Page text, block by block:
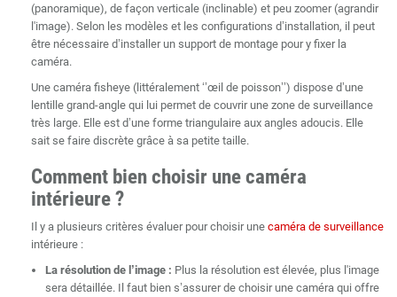
(panoramique), de façon verticale (inclinable) et peu zoomer (agrandir
l'image). Selon les modèles et les configurations d’installation, il peut
être nécessaire d’installer un support de montage pour y fixer la
caméra.
Une caméra fisheye (littéralement ‘’œil de poisson’’) dispose d’une
lentille grand-angle qui lui permet de couvrir une zone de surveillance
très large. Elle est d’une forme triangulaire aux angles adoucis. Elle
sait se faire discrète grâce à sa petite taille.
Comment bien choisir une caméra
intérieure ?
Il y a plusieurs critères évaluer pour choisir une caméra de surveillance
intérieure :
La résolution de l’image : Plus la résolution est élevée, plus l'image
sera détaillée. Il faut bien s’assurer de choisir une caméra qui offre